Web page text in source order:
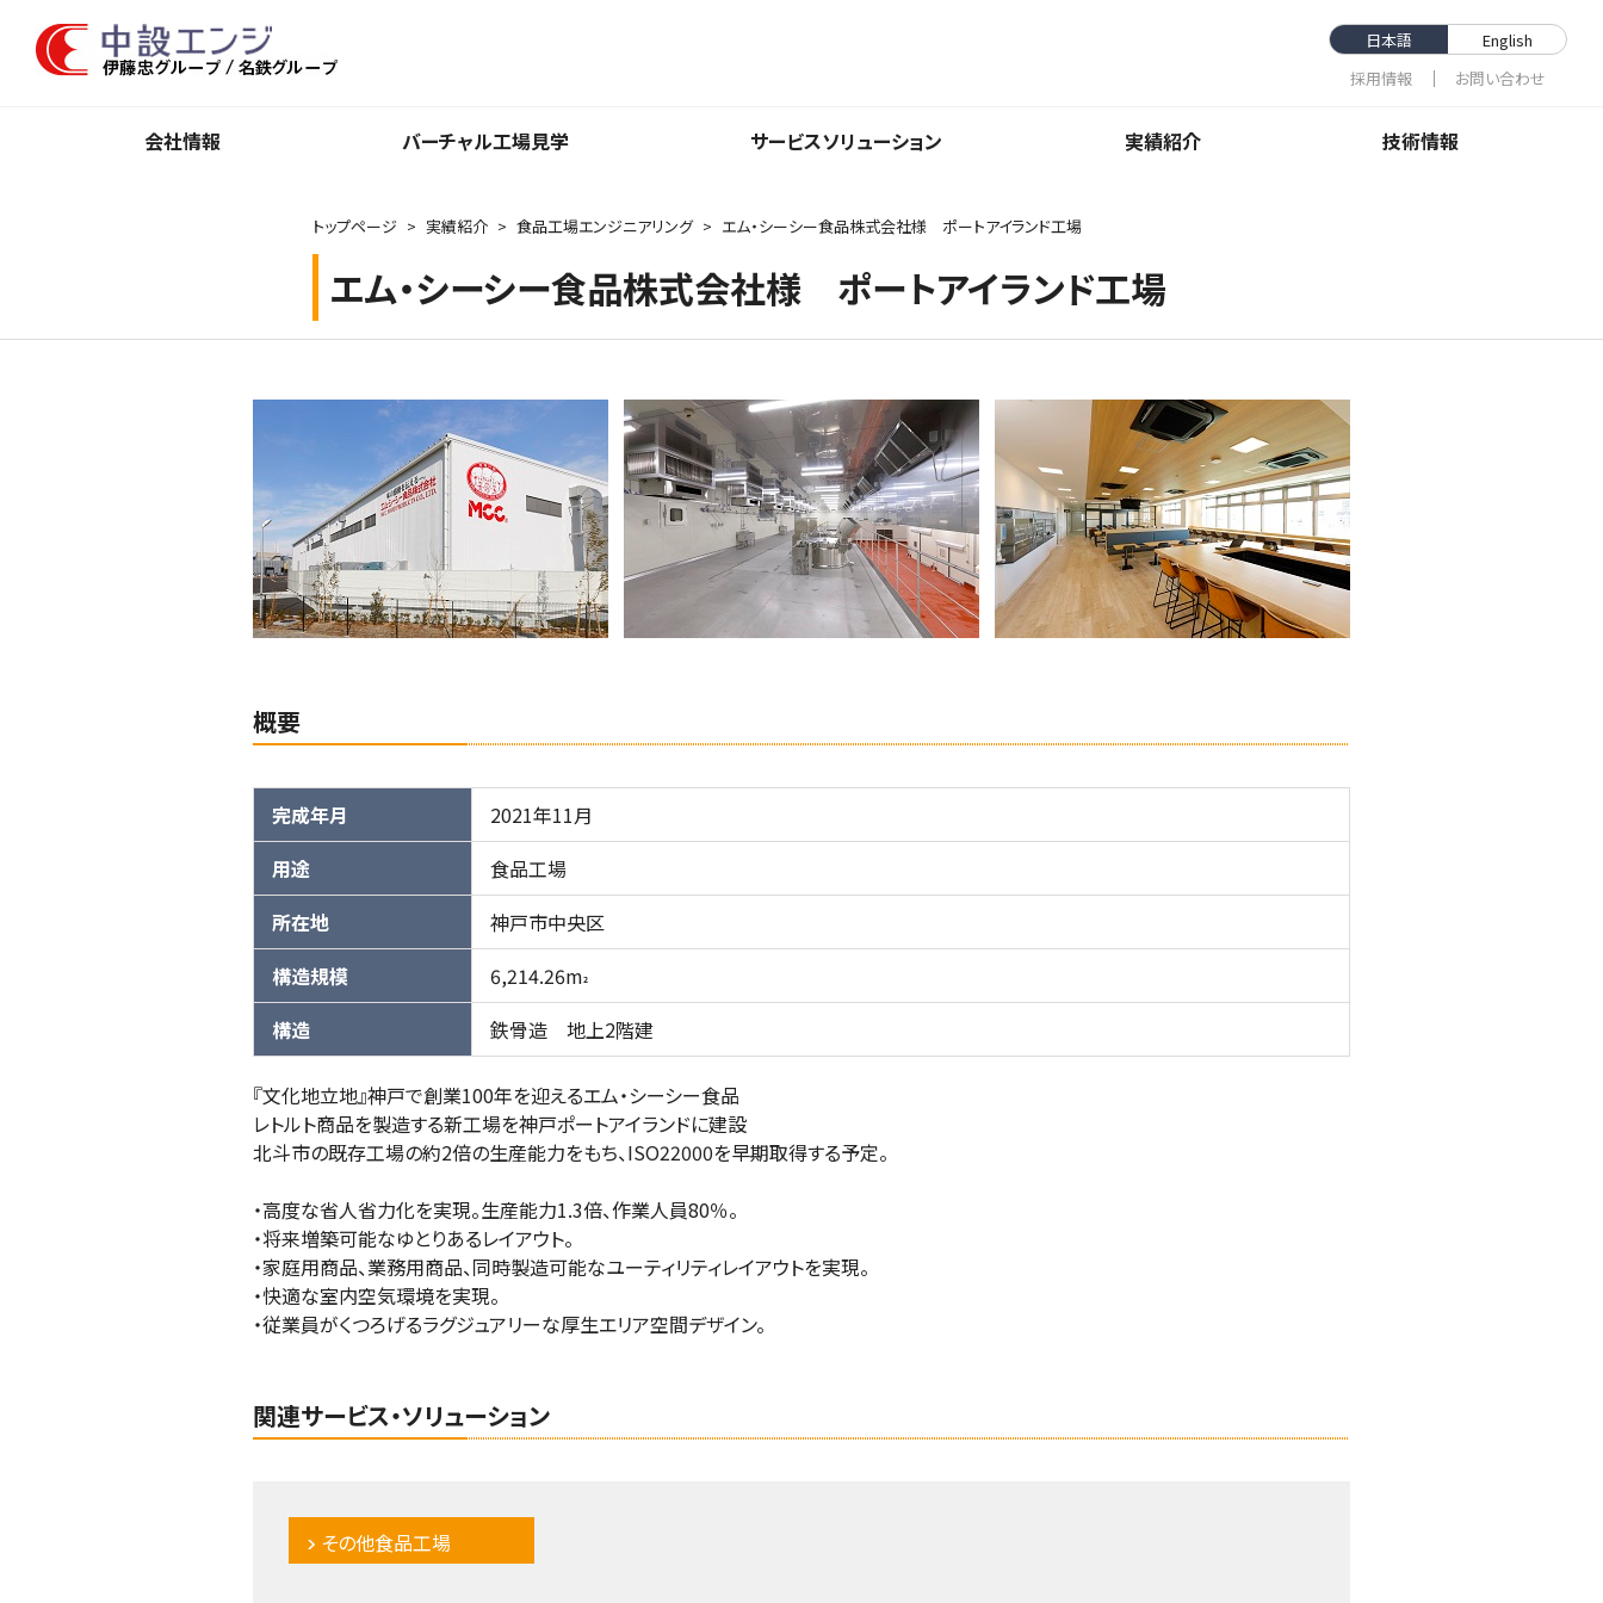
日本語
English
採⽤情報
お問い合わせ
会社情報 バーチャル⼯場⾒学 サービスソリューション 実績紹介 技術情報
トップページ 実績紹介 食品工場エンジニアリング エム・シーシー食品株式会社様 ポートアイランド工場
エム・シーシー食品株式会社様 ポートアイランド工場
概要
完成年月
2021年11月
用途
食品工場
所在地
神戸市中央区
構造規模
6,214.26m2
構造 鉄骨造 地上2階建
『文化地立地』神戸で創業100年を迎えるエム・シーシー食品
レトルト商品を製造する新工場を神戸ポートアイランドに建設
北斗市の既存工場の約2倍の生産能力をもち、ISO22000を早期取得する予定。
・高度な省人省力化を実現。生産能力1.3倍、作業人員80％。
・将来増築可能なゆとりあるレイアウト。
・家庭用商品、業務用商品、同時製造可能なユーティリティレイアウトを実現。
・快適な室内空気環境を実現。
・従業員がくつろげるラグジュアリーな厚生エリア空間デザイン。
関連サービス・ソリューション
その他食品工場